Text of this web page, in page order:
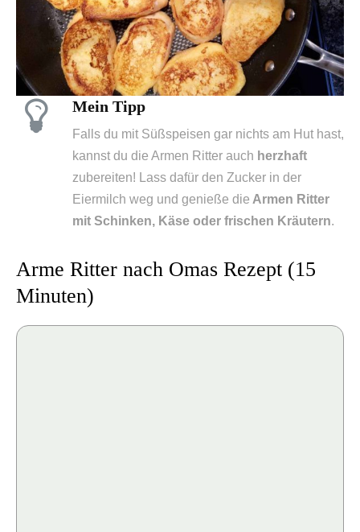
Mein Tipp
Falls du mit Süßspeisen gar nichts am Hut hast,
kannst du die Armen Ritter auch herzhaft
zubereiten! Lass dafür den Zucker in der
Eiermilch weg und genieße die Armen Ritter
mit Schinken, Käse oder frischen Kräutern.
Arme Ritter nach Omas Rezept (15
Minuten)